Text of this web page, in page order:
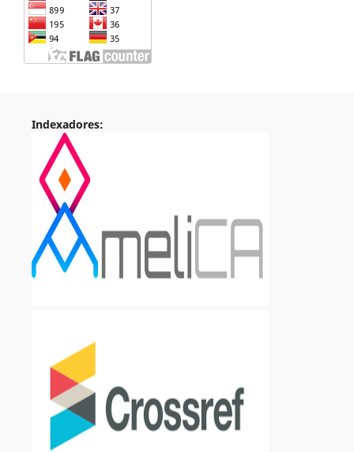
Indexadores: